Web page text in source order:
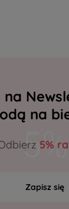
na
na
5%
Zapisz się